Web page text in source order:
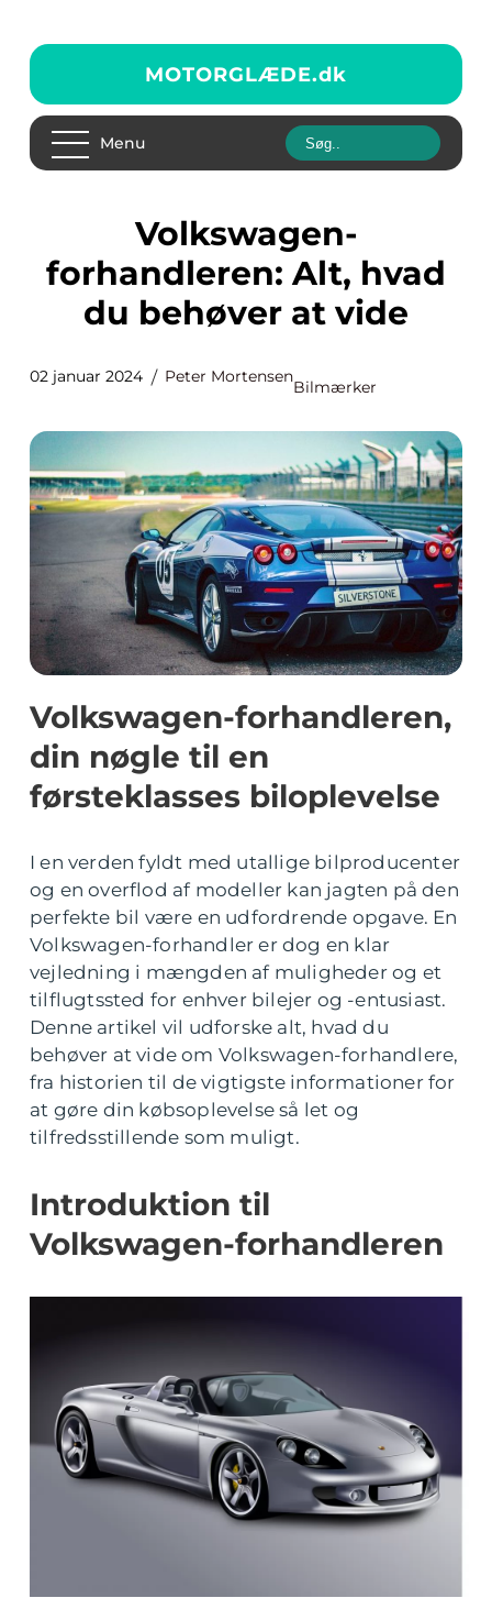
MOTORGLÆDE.dk
Menu
Volkswagen-
forhandleren: Alt, hvad
du behøver at vide
02 januar 2024 Peter Mortensen
Bilmærker
Volkswagen-forhandleren,
din nøgle til en
førsteklasses biloplevelse
I en verden fyldt med utallige bilproducenter
og en overflod af modeller kan jagten på den
perfekte bil være en udfordrende opgave. En
Volkswagen-forhandler er dog en klar
vejledning i mængden af muligheder og et
tilflugtssted for enhver bilejer og -entusiast.
Denne artikel vil udforske alt, hvad du
behøver at vide om Volkswagen-forhandlere,
fra historien til de vigtigste informationer for
at gøre din købsoplevelse så let og
tilfredsstillende som muligt.
Introduktion til
Volkswagen-forhandleren